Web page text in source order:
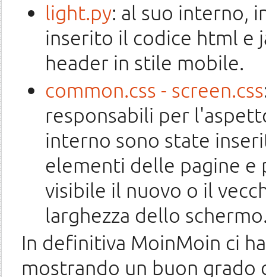
light.py: al suo interno,
inserito il codice html e
header in stile mobile.
common.css - screen.css
responsabili per
interno sono state
elementi delle pagine
visibile il nuovo o il
larghezza dello
In definitiva MoinMoin ci
mostrando un buon